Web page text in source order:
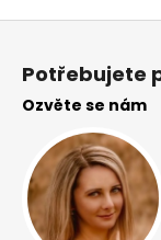
Potřebujete
Ozvěte se nám